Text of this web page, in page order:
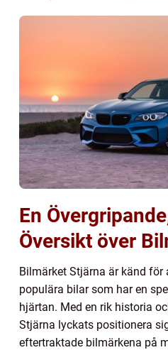
En
Översikt över
Bilmärket Stjärna är känd
populära bilar som har en
hjärtan. Med en rik historia
Stjärna lyckats positionera
eftertraktade bilmärkena på